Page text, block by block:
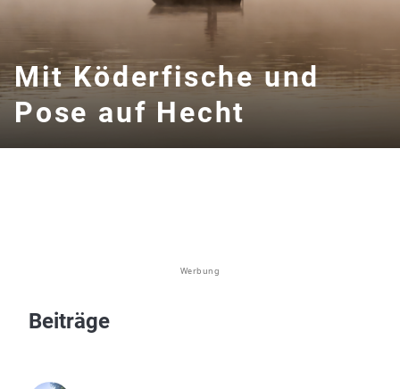
Mit Köderfische und
Pose auf Hecht
Werbung
Beiträge